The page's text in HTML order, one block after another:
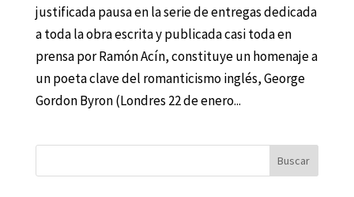
justificada pausa en la serie de entregas dedicada
a toda la obra escrita y publicada casi toda en
prensa por Ramón Acín, constituye un homenaje a
un poeta clave del romanticismo inglés, George
Gordon Byron (Londres 22 de enero...